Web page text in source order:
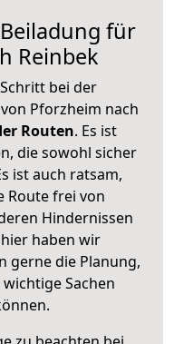
für
Reinbek
bei der
Pforzheim nach
Routen. Es ist
die sowohl sicher
ist auch ratsam,
Route frei von
Hindernissen
haben wir
gerne die Planung,
Sachen